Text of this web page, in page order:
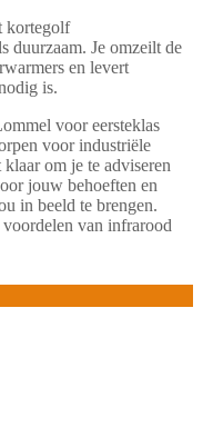
kortegolf
duurzaam. Je omzeilt de
en levert
is.
voor eersteklas
voor industriële
om je te adviseren
jouw behoeften en
in beeld te brengen.
van infrarood